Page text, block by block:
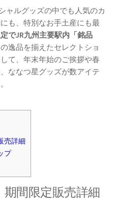
ャルグッズの中でも人気のカ
も、特別なお手土産にも最
でJR九州主要駅内「銘品
逸品を揃えたセレクトショ
て、年末年始のご挨拶や春
ななつ星グッズが数アイテ
売詳細
プ
期間限定販売詳細